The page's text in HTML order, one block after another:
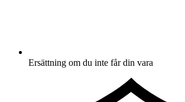
Ersättning om du inte får din vara